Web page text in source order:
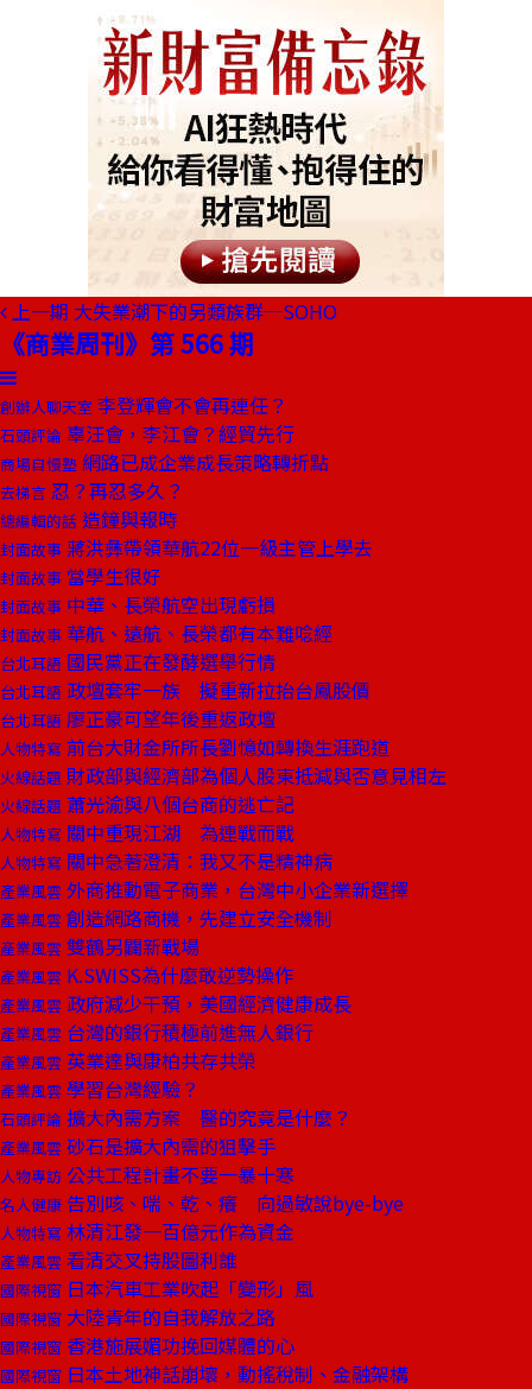
上一期 大失業潮下的另類族群─SOHO
《商業周刊》第 566 期
創辦人聊天室 李登輝會不會再連任？
石頭評論 辜汪會，李江會？經貿先行
商場自慢塾 網路已成企業成長策略轉折點
去梯言 忍？再忍多久？
總編輯的話 造鐘與報時
封面故事 蔣洪彝帶領華航22位一級主管上學去
封面故事 當學生很好
封面故事 中華、長榮航空出現虧損
封面故事 華航、遠航、長榮都有本難唸經
台北耳語 國民黨正在發酵選舉行情
台北耳語 政壇套牢一族 擬重新拉抬台鳳股價
台北耳語 廖正豪可望年後重返政壇
人物特寫 前台大財金所所長劉憶如轉換生涯跑道
火線話題 財政部與經濟部為個人股東抵減與否意見相左
火線話題 蕭光渝與八個台商的逃亡記
人物特寫 關中重現江湖 為連戰而戰
人物特寫 關中急著澄清：我又不是精神病
產業風雲 外商推動電子商業，台灣中小企業新選擇
產業風雲 創造網路商機，先建立安全機制
產業風雲 雙鶴另闢新戰場
產業風雲 K.SWISS為什麼敢逆勢操作
產業風雲 政府減少干預，美國經濟健康成長
產業風雲 台灣的銀行積極前進無人銀行
產業風雲 英業達與康柏共存共榮
產業風雲 學習台灣經驗？
石頭評論 擴大內需方案 醫的究竟是什麼？
產業風雲 砂石是擴大內需的狙擊手
人物專訪 公共工程計畫不要一暴十寒
名人健康 告別咳、喘、乾、癢 向過敏說bye-bye
人物特寫 林清江發一百億元作為資金
產業風雲 看清交叉持股圖利誰
國際視窗 日本汽車工業吹起「變形」風
國際視窗 大陸青年的自我解放之路
國際視窗 香港施展媚功挽回媒體的心
國際視窗 日本土地神話崩壞，動搖稅制、金融架構